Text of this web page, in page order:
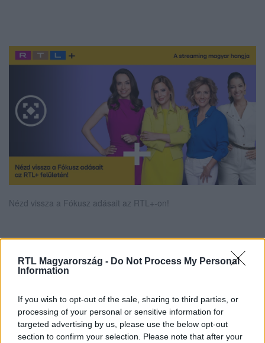
RTL Magyarország - Do Not Process My Personal
Information
If you wish to opt-out of the sale, sharing to third parties, or
processing of your personal or sensitive information for
targeted advertising by us, please use the below opt-out
section to confirm your selection. Please note that after your
Nézd vissza a Fókusz adásait az RTL+-on!
legyen a Google-találatokban!